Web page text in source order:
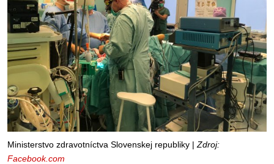
Ministerstvo zdravotníctva Slovenskej republiky | Zdroj:
Facebook.com